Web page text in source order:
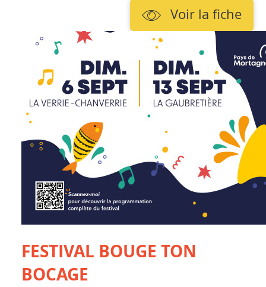
Voir la fiche
FESTIVAL BOUGE TON
BOCAGE